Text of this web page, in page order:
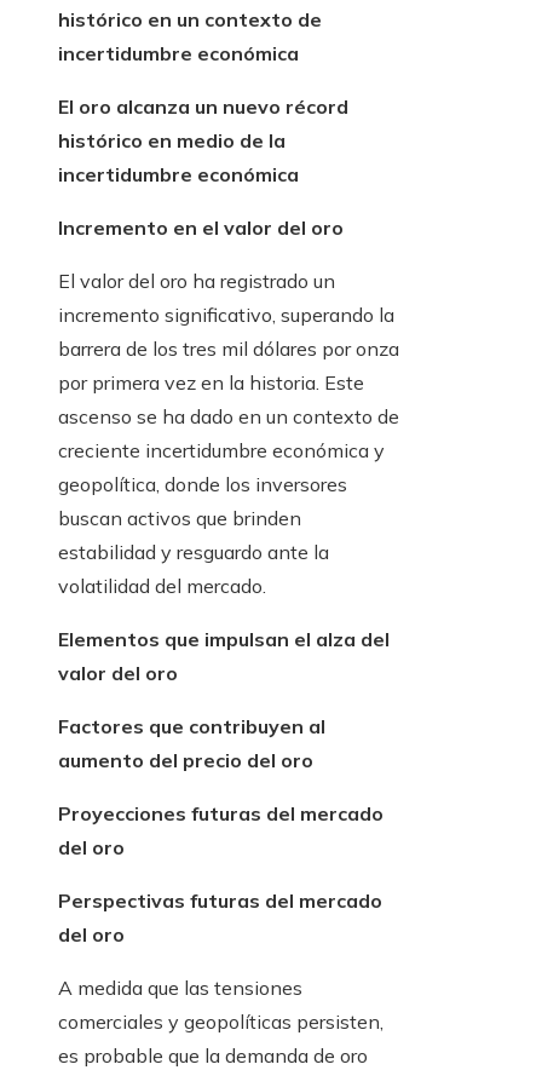
histórico en un contexto de
incertidumbre económica
El oro alcanza un nuevo récord
histórico en medio de la
incertidumbre económica
Incremento en el valor del oro
El valor del oro ha registrado un
incremento significativo, superando la
barrera de los tres mil dólares por onza
por primera vez en la historia. Este
ascenso se ha dado en un contexto de
creciente incertidumbre económica y
geopolítica, donde los inversores
buscan activos que brinden
estabilidad y resguardo ante la
volatilidad del mercado.
Elementos que impulsan el alza del
valor del oro
Factores que contribuyen al
aumento del precio del oro
Proyecciones futuras del mercado
del oro
Perspectivas futuras del mercado
del oro
A medida que las tensiones
comerciales y geopolíticas persisten,
es probable que la demanda de oro